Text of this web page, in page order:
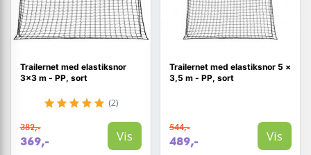
Trailernet med elastiksnor
3×3 m - PP, sort
(2)
382,-
369,- Vis
Trailernet med elastiksnor 5 ×
3,5 m - PP, sort
544,-
489,- Vis